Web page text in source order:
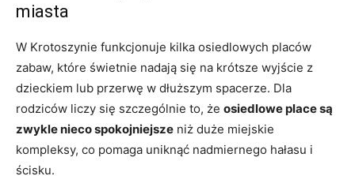
miasta
W Krotoszynie funkcjonuje kilka osiedlowych placów
zabaw, które świetnie nadają się na krótsze wyjście z
dzieckiem lub przerwę w dłuższym spacerze. Dla
rodziców liczy się szczególnie to, że osiedlowe place są
zwykle nieco spokojniejsze niż duże miejskie
kompleksy, co pomaga uniknąć nadmiernego hałasu i
ścisku.